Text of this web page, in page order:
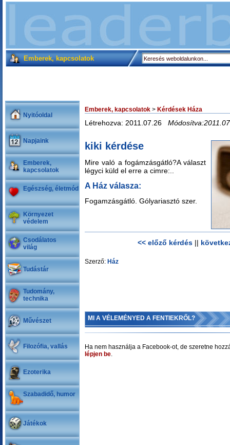
Emberek, kapcsolatok
Nyitóoldal
Napjaink
Emberek,
kapcsolatok
Egészség, életmód
Környezet
védelem
Csodálatos
világ
Tudástár
Tudomány,
technika
Művészet
Filozófia, vallás
Ezoterika
Szabadidő, humor
Játékok
Emberek, kapcsolatok > Kérdések Háza
Létrehozva: 2011.07.26
kiki kérdése
Mire való a fogámzásgátló?A választ
légyci küld el erre a cimre:..
A Ház válasza:
Fogamzásgátló. Gólyariasztó szer.
<< előző kérdés||
Szerző: Ház
MI A VÉLEMÉNYED A FENTIEKRŐL?
Ha nem használja a Facebook-ot, de szeretne
lépjen be.